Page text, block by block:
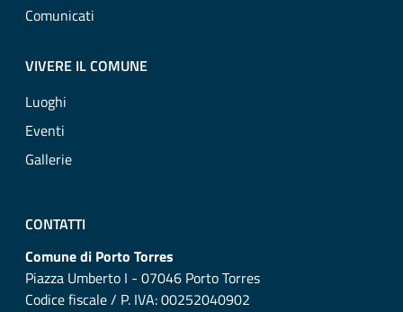
Comunicati
VIVERE IL COMUNE
Luoghi
Eventi
Gallerie
CONTATTI
Comune di Porto Torres
Piazza Umberto I - 07046 Porto Torres
Codice fiscale / P. IVA: 00252040902